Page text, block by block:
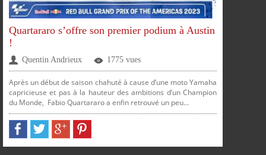
PARTAGERPARTAGERPARTAGERPARTAGER
Quartararo s’offre son premier podium à Austin
!
Quentin Andrieux 1775 vues
Après un début de saison chahuté à cause d’une moto Yamaha
capricieuse et pas à la hauteur des ambitions d’un Champion
du Monde, Fabio Quartararo a enfin retrouvé un peu...